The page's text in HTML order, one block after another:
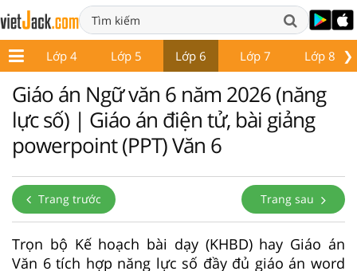
❯
3 Lớp 4 Lớp 5 Lớp 6 Lớp 7 Lớp 8
Giáo án Ngữ văn 6 năm 2026 (năng
lực số) | Giáo án điện tử, bài giảng
powerpoint (PPT) Văn 6
Trang trước Trang sau
Trọn bộ Kế hoạch bài dạy (KHBD) hay Giáo án
Văn 6 tích hợp năng lực số đầy đủ giáo án word